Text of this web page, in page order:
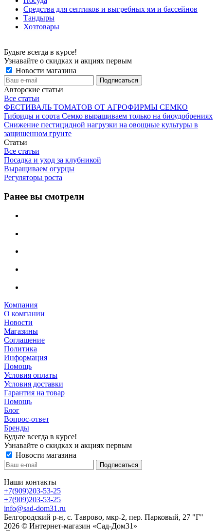
Средства для септиков и выгребных ям и бассейнов
Тандыры
Хозтовары
Будьте всегда в курсе!
Узнавайте о скидках и акциях первым
Новости магазина
Авторские статьи
Все статьи
ФЕСТИВАЛЬ ТОМАТОВ ОТ АГРОФИРМЫ СЕМКО
Гибриды и сорта Семко выращиваем только на биоудобрениях
Снижение пестицидной нагрузки на овощные культуры в
защищенном грунте
Статьи
Все статьи
Посадка и уход за клубникой
Выращиваем огурцы
Регуляторы роста
Ранее вы смотрели
Компания
О компании
Новости
Магазины
Соглашение
Политика
Информация
Помощь
Условия оплаты
Условия доставки
Гарантия на товар
Помощь
Блог
Вопрос-ответ
Бренды
Будьте всегда в курсе!
Узнавайте о скидках и акциях первым
Новости магазина
Наши контакты
+7(909)203-53-25
+7(909)203-53-25
info@sad-dom31.ru
Белгородский р-н, с. Таврово, мкр-2, пер. Парковый, 27 "Г"
2026 © Интернет-магазин «Сад-Дом31»